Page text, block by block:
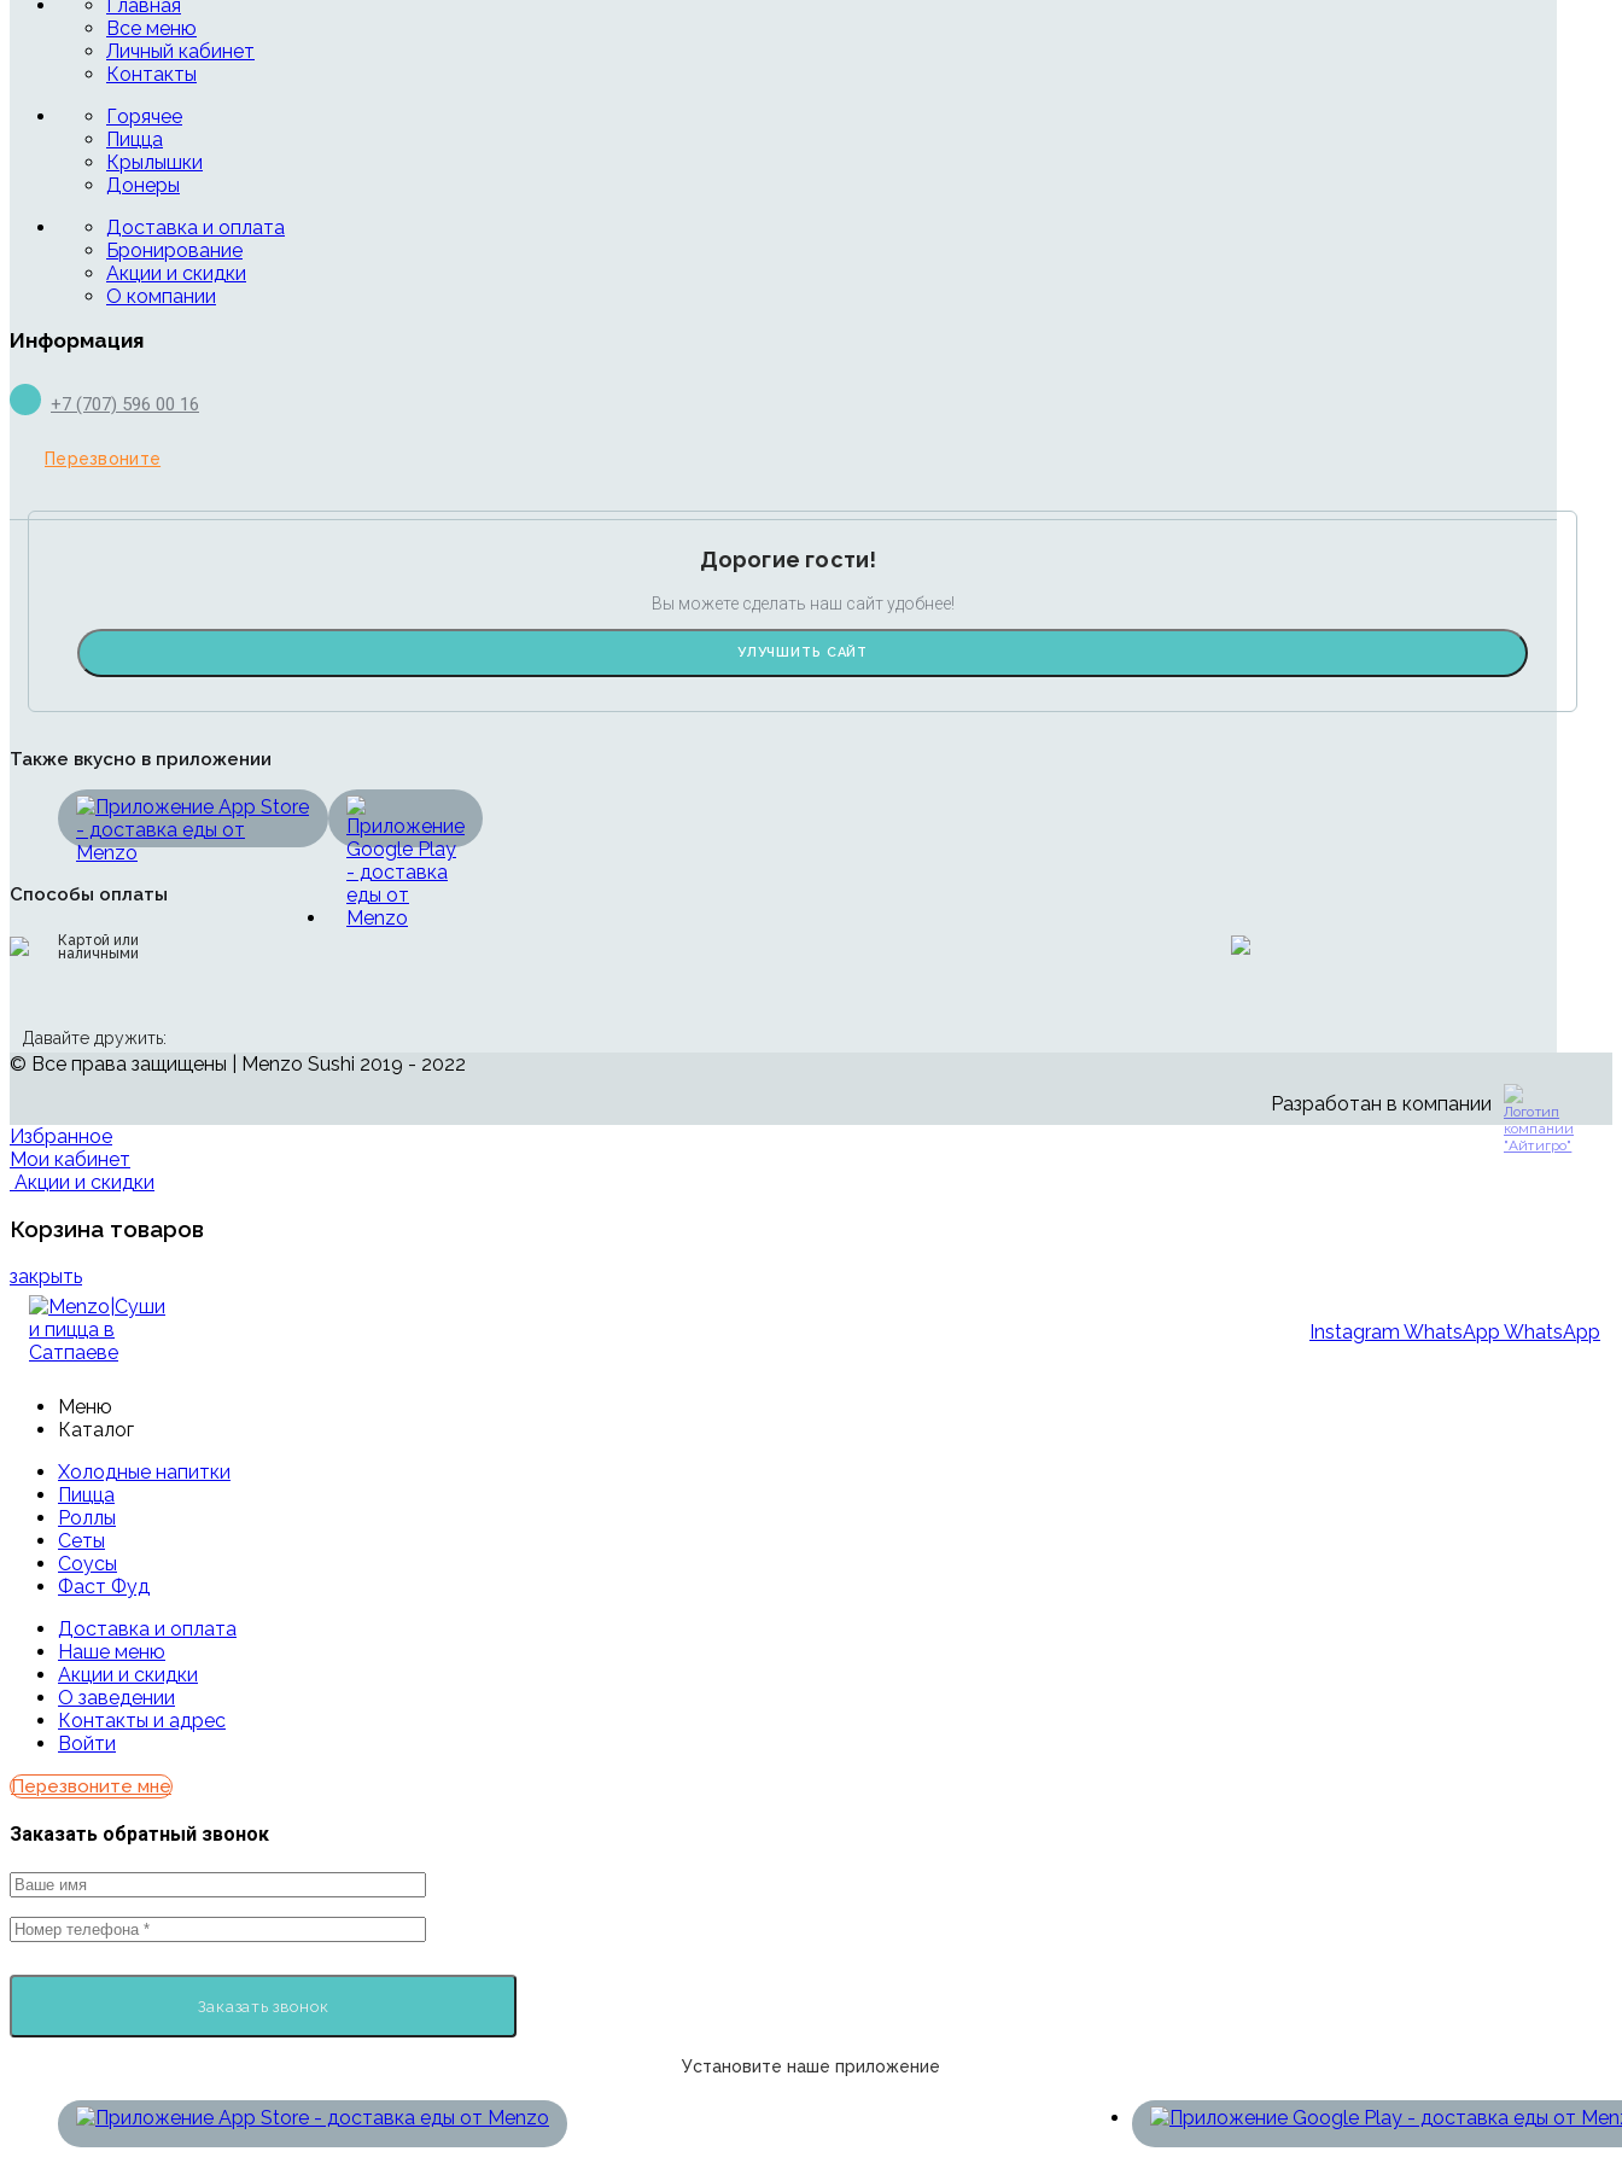
Главная
Все меню
Личный кабинет
Контакты
Горячее
Пицца
Крылышки
Донеры
Доставка и оплата
Бронирование
Акции и скидки
О компании
Информация
+7 (707) 596 00 16
Перезвоните
Дорогие гости!
Вы можете сделать наш сайт удобнее!
УЛУЧШИТЬ САЙТ
Также вкусно в приложении
Способы оплаты
Картой или
наличными
Давайте дружить:
© Все права защищены | Menzo Sushi 2019 - 2022
Разработан в компании
Избранное
Мои кабинет
Акции и скидки
Корзина товаров
закрыть
Instagram WhatsApp WhatsApp
Меню
Каталог
Холодные напитки
Пицца
Роллы
Сеты
Соусы
Фаст Фуд
Доставка и оплата
Наше меню
Акции и скидки
О заведении
Контакты и адрес
Войти
Перезвоните мне
Заказать обратный звонок
Установите наше приложение